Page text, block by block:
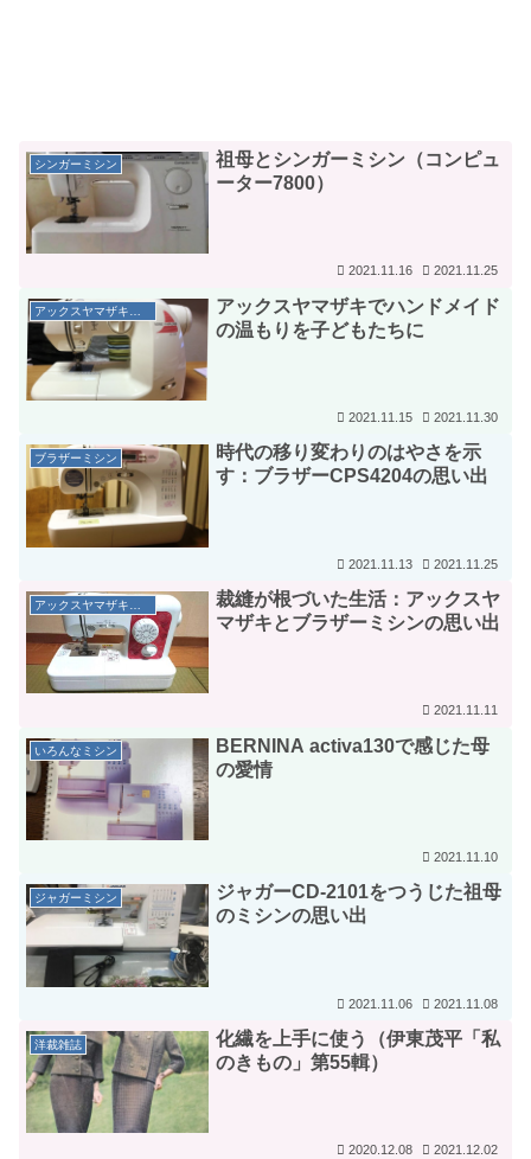
シンガーミシン
祖母とシンガーミシン（コンピュ
ーター7800）
2021.11.16 2021.11.25
アックスヤマザキでハンドメイド
の温もりを子どもたちに
2021.11.15 2021.11.30
ブラザーミシン
時代の移り変わりのはやさを示
す：ブラザーCPS4204の思い出
2021.11.13 2021.11.25
裁縫が根づいた生活：アックスヤ
マザキとブラザーミシンの思い出
2021.11.11
いろんなミシン
BERNINA activa130で感じた母
の愛情
2021.11.10
ジャガーミシン
ジャガーCD-2101をつうじた祖母
のミシンの思い出
2021.11.06 2021.11.08
洋裁雑誌
化繊を上手に使う（伊東茂平「私
のきもの」第55輯）
2020.12.08 2021.12.02